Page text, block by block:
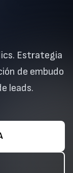
Estrategia
de embudo
leads.